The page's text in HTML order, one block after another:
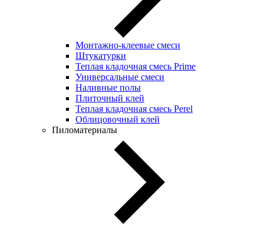
Монтажно-клеевые смеси
Штукатурки
Теплая кладочная смесь Prime
Универсальные смеси
Наливные полы
Плиточный клей
Теплая кладочная смесь Perel
Облицовочный клей
Пиломатериалы